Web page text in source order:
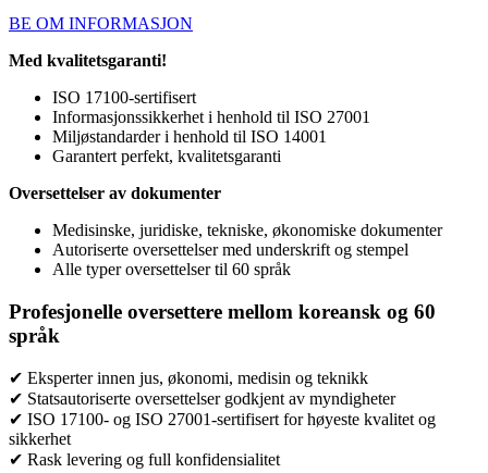
BE OM INFORMASJON
Med kvalitetsgaranti!
ISO 17100-sertifisert
Informasjonssikkerhet i henhold til ISO 27001
Miljøstandarder i henhold til ISO 14001
Garantert perfekt, kvalitetsgaranti
Oversettelser av dokumenter
Medisinske, juridiske, tekniske, økonomiske dokumenter
Autoriserte oversettelser med underskrift og stempel
Alle typer oversettelser til 60 språk
Profesjonelle oversettere mellom koreansk og 60
språk
✔ Eksperter innen jus, økonomi, medisin og teknikk
✔ Statsautoriserte oversettelser godkjent av myndigheter
✔ ISO 17100- og ISO 27001-sertifisert for høyeste kvalitet og
sikkerhet
✔ Rask levering og full konfidensialitet